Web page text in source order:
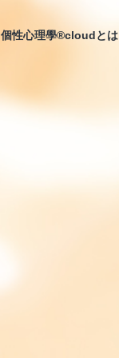
個性心理學®cloudとは